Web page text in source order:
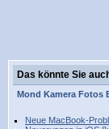
Das könnte Sie
Mond Kamera Fotos
Neue MacBook-